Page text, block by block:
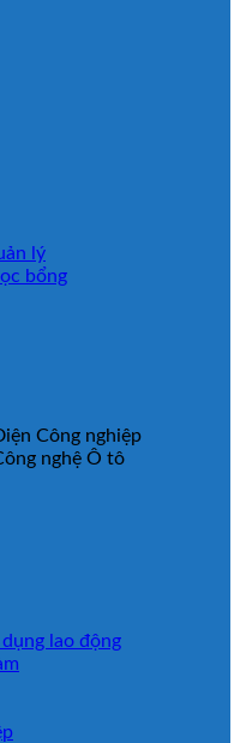
lý
bổng
Công nghiệp
nghệ Ô tô
lao động